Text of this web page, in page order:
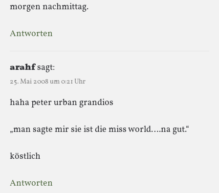
morgen nachmittag.
Antworten
arahfsagt:
25. Mai 2008 um 0:21 Uhr
haha peter urban grandios
„man sagte mir sie ist die miss world….na gut.“
köstlich
Antworten